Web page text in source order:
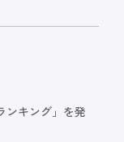
ンキング」を発